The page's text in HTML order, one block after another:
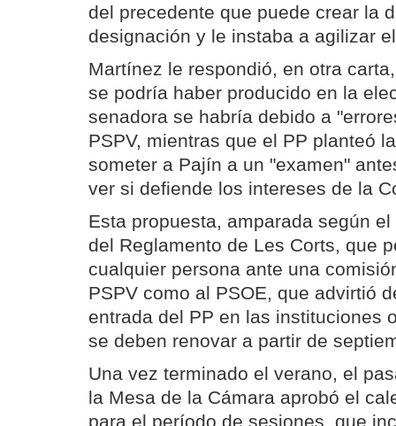
del precedente que puede crear la
designación y le instaba a agilizar
Martínez le respondió, en otra
se podría haber producido en la
senadora se habría debido a
PSPV, mientras que el PP planteó
someter a Pajín a un "examen"
ver si defiende los intereses de la
Esta propuesta, amparada según
del Reglamento de Les Corts, que
cualquier persona ante una
PSPV como al PSOE, que advirtió
entrada del PP en las instituciones
se deben renovar a partir de
Una vez terminado el verano, el
la Mesa de la Cámara aprobó el
para el período de sesiones, que